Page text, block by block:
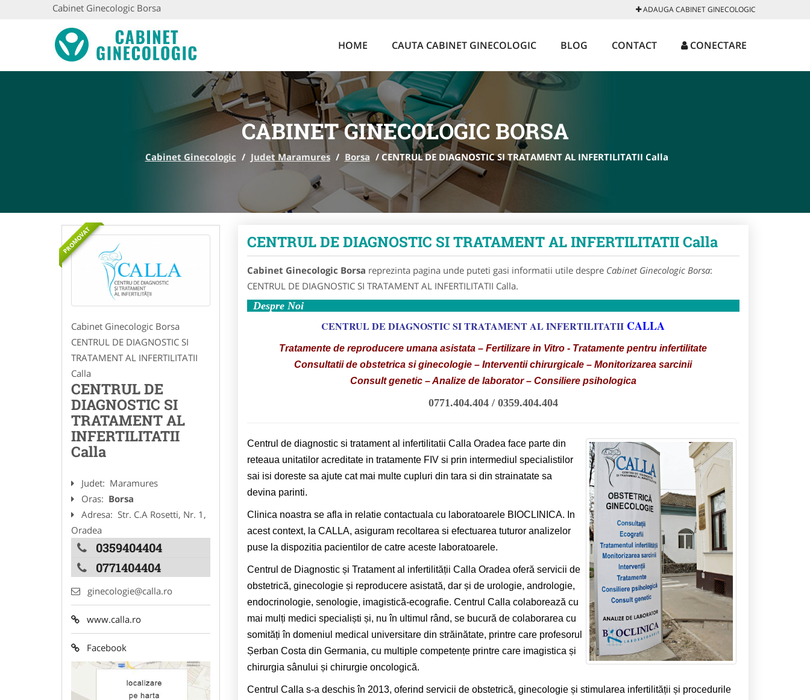
Cabinet Ginecologic Borsa ADAUGA CABINET GINECOLOGIC
HOME CAUTA CABINET GINECOLOGIC BLOG CONTACT CONECTARE
CABINET GINECOLOGIC BORSA
Cabinet Ginecologic / Judet Maramures / Borsa / CENTRUL DE DIAGNOSTIC SI TRATAMENT AL INFERTILITATII Calla
PROMOVAT
Cabinet Ginecologic Borsa
CENTRUL DE DIAGNOSTIC SI
TRATAMENT AL INFERTILITATII
Calla
CENTRUL DE
DIAGNOSTIC SI
TRATAMENT AL
INFERTILITATII
Calla
Judet: Maramures
Oras: Borsa
Adresa: Str. C.A Rosetti, Nr. 1,
Oradea
0359404404
0771404404
ginecologie@calla.ro
www.calla.ro
Facebook
CENTRUL DE DIAGNOSTIC SI TRATAMENT AL INFERTILITATII Calla
Cabinet Ginecologic Borsa reprezinta pagina unde puteti gasi informatii utile despre Cabinet Ginecologic Borsa:
CENTRUL DE DIAGNOSTIC SI TRATAMENT AL INFERTILITATII Calla.
Despre Noi
CENTRUL DE DIAGNOSTIC SI TRATAMENT AL INFERTILITATII CALLA
Tratamente de reproducere umana asistata – Fertilizare in Vitro - Tratamente pentru infertilitate
Consultatii de obstetrica si ginecologie – Interventii chirurgicale – Monitorizarea sarcinii
Consult genetic – Analize de laborator – Consiliere psihologica
0771.404.404 / 0359.404.404
Centrul de diagnostic si tratament al infertilitatii Calla Oradea face parte din
reteaua unitatilor acreditate in tratamente FIV si prin intermediul specialistilor
sai isi doreste sa ajute cat mai multe cupluri din tara si din strainatate sa
devina parinti.
Clinica noastra se afla in relatie contactuala cu laboratoarele BIOCLINICA. In
acest context, la CALLA, asiguram recoltarea si efectuarea tuturor analizelor
puse la dispozitia pacientilor de catre aceste laboratoarele.
Centrul de Diagnostic și Tratament al infertilității Calla Oradea oferă servicii de
obstetrică, ginecologie și reproducere asistată, dar și de urologie, andrologie,
endocrinologie, senologie, imagistică-ecografie. Centrul Calla colaborează cu
mai mulți medici specialiști și, nu în ultimul rând, se bucură de colaborarea cu
somități în domeniul medical universitare din străinătate, printre care profesorul
Șerban Costa din Germania, cu multiple competențe printre care imagistica și
chirurgia sânului și chirurgie oncologică.
Centrul Calla s-a deschis în 2013, oferind servicii de obstetrică, ginecologie și stimularea infertilității și procedurile